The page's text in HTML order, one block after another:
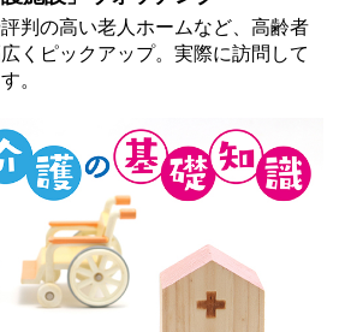
判の高い老人ホームなど、高齢者
くピックアップ。実際に訪問して
。